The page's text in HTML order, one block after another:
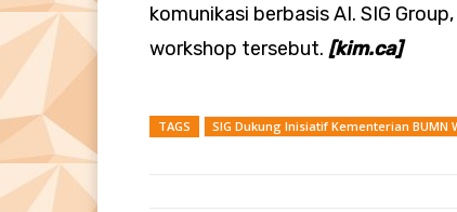
komunikasi berbasis AI. SIG
workshop tersebut. [kim.ca]
TAGS SIG Dukung Inisiatif Kementerian